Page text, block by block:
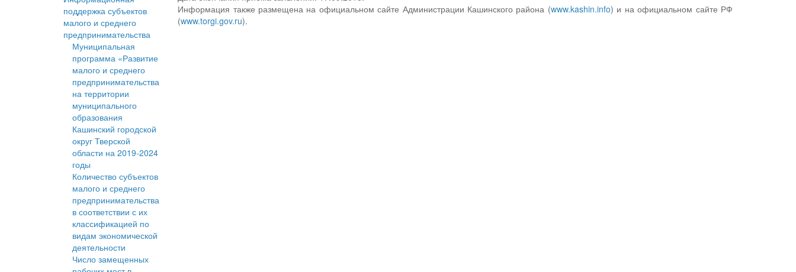
поддержка субъектов
малого и среднего
предпринимательства
Муниципальная
программа «Развитие
малого и среднего
предпринимательства
на территории
муниципального
образования
Кашинский городской
округ Тверской
области на 2019-2024
годы
Количество субъектов
малого и среднего
предпринимательства
в соответствии с их
классификацией по
видам экономической
деятельности
Число замещенных
Информация также размещена на официальном сайте Администрации Кашинского района (www.kashin.info) и на официальном сайте РФ
(www.torgi.gov.ru).